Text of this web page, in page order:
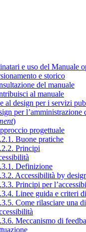
e uso del Manuale
e storico
del manuale
al manuale
al design per i servizi
per l’amministrazione
)
progettuale
Buone pratiche
Principi
Definizione
Accessibilità by
Principi per
Linee guida e criteri
Come rilasciare una
Meccanismo di